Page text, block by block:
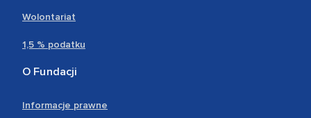
Wolontariat
1,5 % podatku
O Fundacji
Informacje prawne